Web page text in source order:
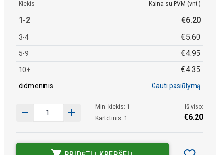
Kiekis Kaina su PVM (vnt.)
1-2 €6.20
3-4 €5.60
5-9 €4.95
10+ €4.35
didmeninis Gauti pasiūlymą
Min. kiekis: 1
Kartotinis: 1
Iš viso:
€6.20